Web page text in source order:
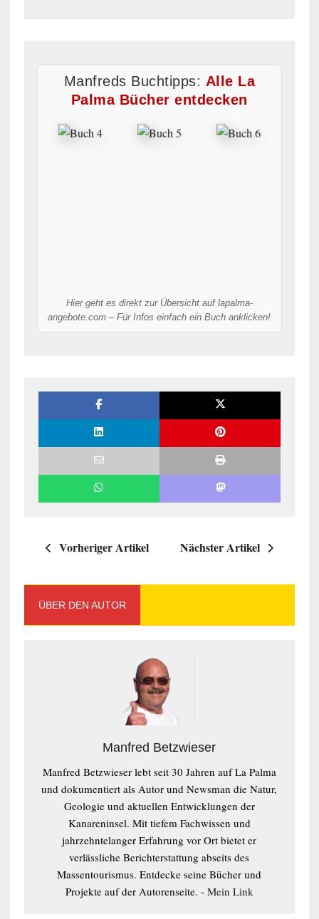
Manfreds Buchtipps: Alle La
Palma Bücher entdecken
Hier geht es direkt zur Übersicht auf lapalma-
angebote.com – Für Infos einfach ein Buch anklicken!
Vorheriger Artikel Nächster Artikel
ÜBER DEN AUTOR
Manfred Betzwieser
Manfred Betzwieser lebt seit 30 Jahren auf La Palma
und dokumentiert als Autor und Newsman die Natur,
Geologie und aktuellen Entwicklungen der
Kanareninsel. Mit tiefem Fachwissen und
jahrzehntelanger Erfahrung vor Ort bietet er
verlässliche Berichterstattung abseits des
Massentourismus. Entdecke seine Bücher und
Projekte auf der Autorenseite. - Mein Link